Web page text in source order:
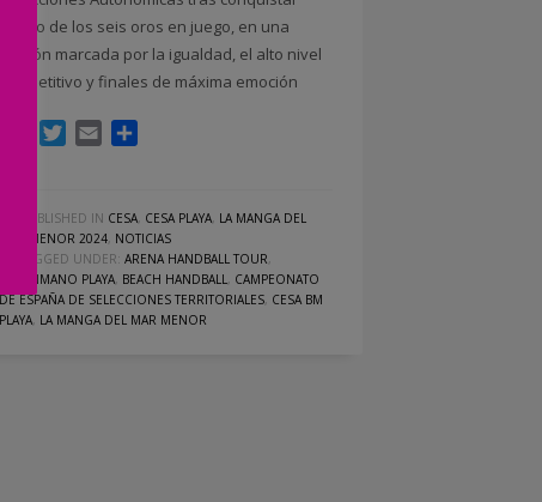
cuatro de los seis oros en juego, en una
edición marcada por la igualdad, el alto nivel
competitivo y finales de máxima emoción
FacebookTwitter
Email
PUBLISHED IN CESA, CESA PLAYA, LA MANGA DEL
MAR MENOR 2024, NOTICIAS
TAGGED UNDER: ARENA HANDBALL TOUR,
BALONMANO PLAYA, BEACH HANDBALL , CAMPEONATO
DE ESPAÑA DE SELECCIONES TERRITORIALES, CESA BM
PLAYA, LA MANGA DEL MAR MENOR